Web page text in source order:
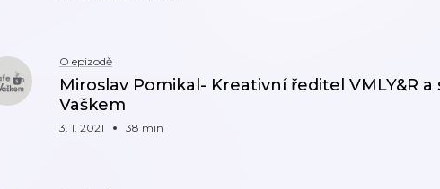
O epizodě
Miroslav Pomikal- Kreativní ředitel VMLY&R a
Vaškem
3. 1. 2021 38 min